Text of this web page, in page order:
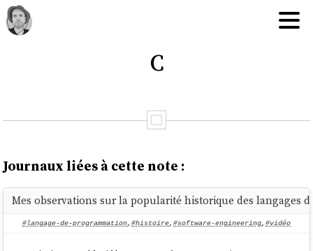
C
Journaux liées à cette note :
Mes observations sur la popularité historique des langages
#langage-de-programmation, #histoire, #software-engineering, #vidéo